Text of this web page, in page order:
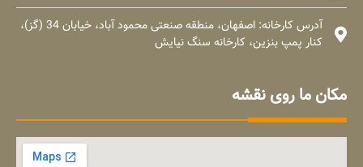
آدرس کارخانه: اصفهان، منطقه صنعتی محمود آباد، خیابان 34 (گز)،
کنار پمپ بنزین، کارخانه سنگ نیایش
مکان ما روی نقشه